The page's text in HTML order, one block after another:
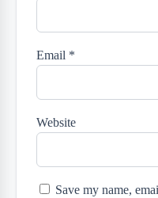
Email *
Website
Save my name,